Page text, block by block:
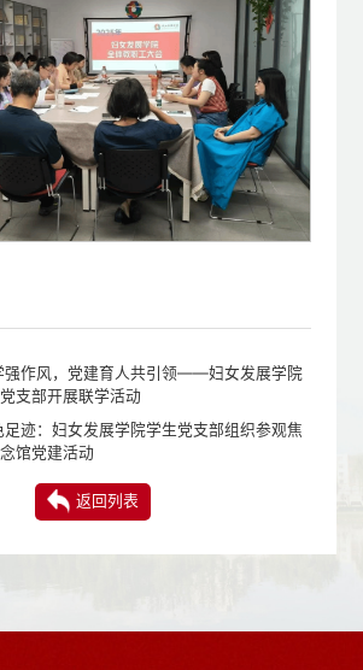
强作风，党建育人共引领——妇女发展学院
支部开展联学活动
足迹：妇女发展学院学生党支部组织参观焦
馆党建活动
返回列表